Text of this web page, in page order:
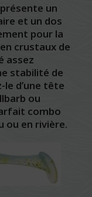
un
et un dos
pour la
crustaux de
assez
stabilité de
le d’une tête
ou
combo
ou en rivière.